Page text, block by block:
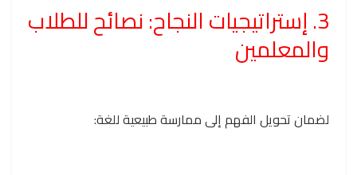
3. إستراتيجيات النجاح: نصائح للطلاب
والمعلمين
لضمان تحويل الفهم إلى ممارسة طبيعية للغة: